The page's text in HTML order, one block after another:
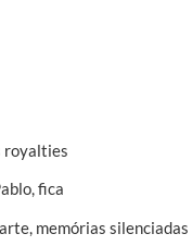
royalties
fica
memórias silenciadas